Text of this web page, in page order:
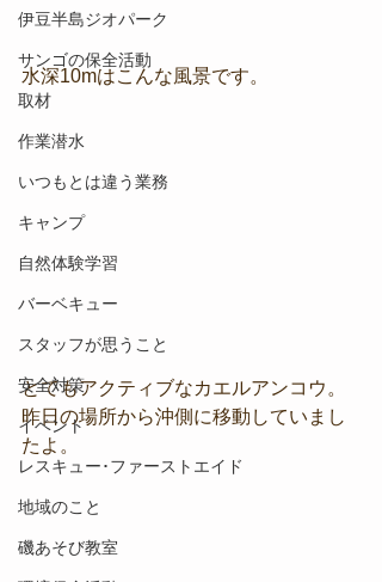
伊豆半島ジオパーク
サンゴの保全活動
取材
作業潜水
いつもとは違う業務
キャンプ
自然体験学習
バーベキュー
スタッフが思うこと
安全対策
イベント
レスキュー･ファーストエイド
地域のこと
磯あそび教室
水深10mはこんな風景です。
とてもアクティブなカエルアンコウ。
昨日の場所から沖側に移動していまし
たよ。